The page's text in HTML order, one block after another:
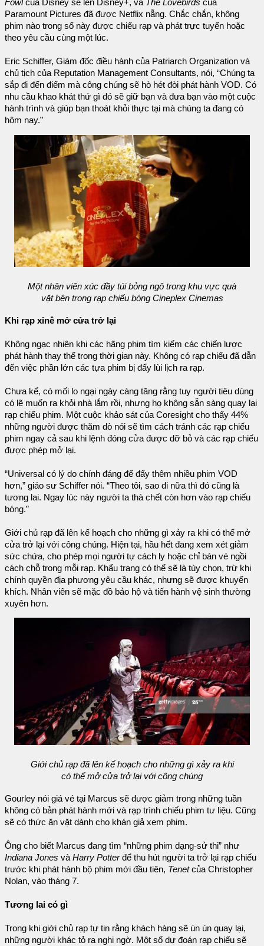
Fowlcủa Disney sẽ lên Disney+, và The Lovebirds của
Paramount Pictures đã được Netflix nẫng. Chắc chắn, không
phim nào trong số này được chiếu rạp và phát trực tuyến hoặc
theo yêu cầu cùng một lúc.
Eric Schiffer, Giám đốc điều hành của Patriarch Organization và
chủ tịch của Reputation Management Consultants, nói, “Chúng ta
sắp đi đến điểm mà công chúng sẽ hò hét đòi phát hành VOD. Có
nhu cầu khao khát thứ gì đó sẽ giữ bạn và đưa bạn vào một cuộc
hành trình và giúp bạn thoát khỏi thực tại mà chúng ta đang có
hôm nay.”
Một nhân viên xúc đầy túi bỏng ngô trong khu vực quà
vặt bên trong rạp chiếu bóng Cineplex Cinemas
Khi rạp xinê mở cửa trở lại
Không ngạc nhiên khi các hãng phim tìm kiếm các chiến lược
phát hành thay thế trong thời gian này. Không có rạp chiếu đã dẫn
đến việc phần lớn các tựa phim bị đẩy lùi lịch ra rạp.
Chưa kể, có mối lo ngại ngày càng tăng rằng tuy người tiêu dùng
có lẽ muốn ra khỏi nhà lắm rồi, nhưng họ không sẵn sàng quay lại
rạp chiếu phim. Một cuộc khảo sát của Coresight cho thấy 44%
những người được thăm dò nói sẽ tìm cách tránh các rạp chiếu
phim ngay cả sau khi lệnh đóng cửa được dỡ bỏ và các rạp chiếu
được phép mở lại.
“Universal có lý do chính đáng để đẩy thêm nhiều phim VOD
hơn,” giáo sư Schiffer nói. “Theo tôi, sao đi nữa thì đó cũng là
tương lai. Ngay lúc này người ta thà chết còn hơn vào rạp chiếu
bóng.”
Giới chủ rạp đã lên kế hoạch cho những gì xảy ra khi có thể mở
cửa trở lại với công chúng. Hiện tại, hầu hết đang xem xét giảm
sức chứa, cho phép mọi người tự cách ly hoặc chỉ bán vé ngồi
cách chỗ trong mỗi rạp. Khẩu trang có thể sẽ là tùy chọn, trừ khi
chính quyền địa phương yêu cầu khác, nhưng sẽ được khuyến
khích. Nhân viên sẽ mặc đồ bảo hộ và tiến hành vệ sinh thường
xuyên hơn.
Giới chủ rạp đã lên kế hoạch cho những gì xảy ra khi
có thể mở cửa trở lại với công chúng
Gourley nói giá vé tại Marcus sẽ được giảm trong những tuần
không có bản phát hành mới và rạp trình chiếu phim tư liệu. Cũng
sẽ có thức ăn vặt dành cho khán giả xem phim.
Ông cho biết Marcus đang tìm “những phim dạng-sử thi” như
Indiana Jones và Harry Potterđể thu hút người ta trở lại rạp chiếu
trước khi phát hành bộ phim mới đầu tiên, Tenetcủa Christopher
Nolan, vào tháng 7.
Tương lai có gì
Trong khi giới chủ rạp tự tin rằng khách hàng sẽ ùn ùn quay lại,
những người khác tỏ ra nghi ngờ. Một số dự đoán rạp chiếu sẽ